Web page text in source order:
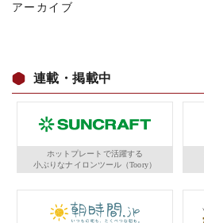
アーカイブ
連載・掲載中
ホットプレートで活躍する
小ぶりなナイロンツール（Toory）